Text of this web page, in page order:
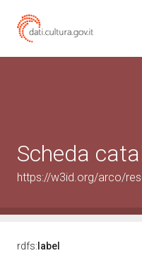
Scheda
https://w3id.org/arco/
rdfs: label